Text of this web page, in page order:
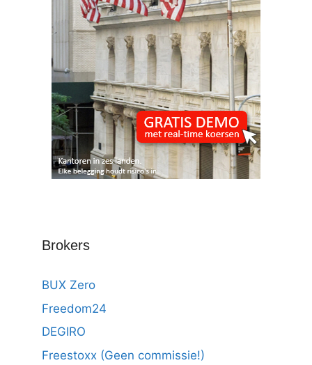
Brokers
BUX Zero
Freedom24
DEGIRO
Freestoxx (Geen commissie!)